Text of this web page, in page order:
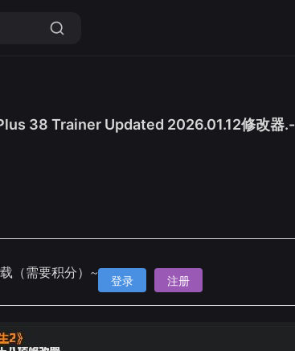
38 Trainer Updated 2026.01.12修改器
（需要积分）~
登录 注册